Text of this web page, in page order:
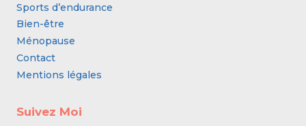
Sports d’endurance
Bien-être
Ménopause
Contact
Mentions légales
Suivez Moi